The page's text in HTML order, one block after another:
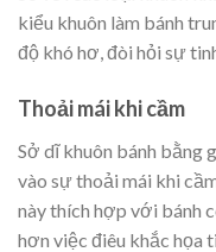
kiểu khuôn làm bánh
độ khó hơ, đòi hỏi sự
Thoải mái khi cầm
Sở dĩ khuôn bánh bằng
vào sự thoải mái khi
này thích hợp với bánh
hơn việc điêu khắc họa